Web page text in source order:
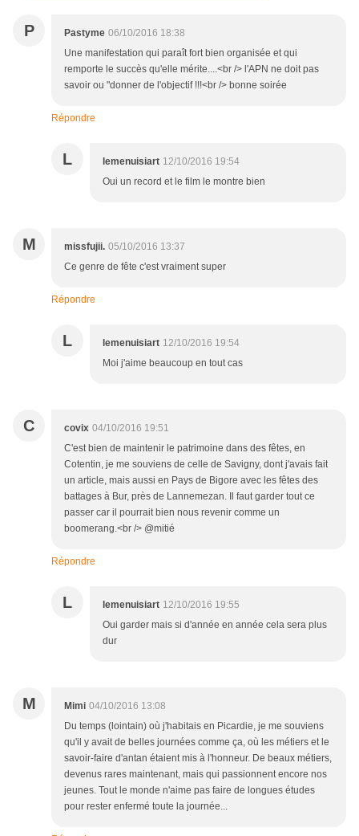
P Pastyme 06/10/2016 18:38
Une manifestation qui paraît fort bien organisée et qui
remporte le succès qu'elle mérite....<br /> l'APN ne doit pas
savoir ou "donner de l'objectif !!!<br /> bonne soirée
Répondre
L lemenuisiart 12/10/2016 19:54
Oui un record et le film le montre bien
M missfujii. 05/10/2016 13:37
Ce genre de fête c'est vraiment super
Répondre
L lemenuisiart 12/10/2016 19:54
Moi j'aime beaucoup en tout cas
C covix 04/10/2016 19:51
C'est bien de maintenir le patrimoine dans des fêtes, en
Cotentin, je me souviens de celle de Savigny, dont j'avais fait
un article, mais aussi en Pays de Bigore avec les fêtes des
battages à Bur, près de Lannemezan. Il faut garder tout ce
passer car il pourrait bien nous revenir comme un
boomerang.<br /> @mitié
Répondre
L lemenuisiart 12/10/2016 19:55
Oui garder mais si d'année en année cela sera plus
dur
M Mimi 04/10/2016 13:08
Du temps (lointain) où j'habitais en Picardie, je me souviens
qu'il y avait de belles journées comme ça, où les métiers et le
savoir-faire d'antan étaient mis à l'honneur. De beaux métiers,
devenus rares maintenant, mais qui passionnent encore nos
jeunes. Tout le monde n'aime pas faire de longues études
pour rester enfermé toute la journée...